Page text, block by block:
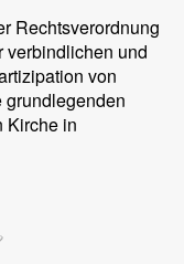
Rechtsverordnung
verbindlichen und
von
grundlegenden
Kirche in